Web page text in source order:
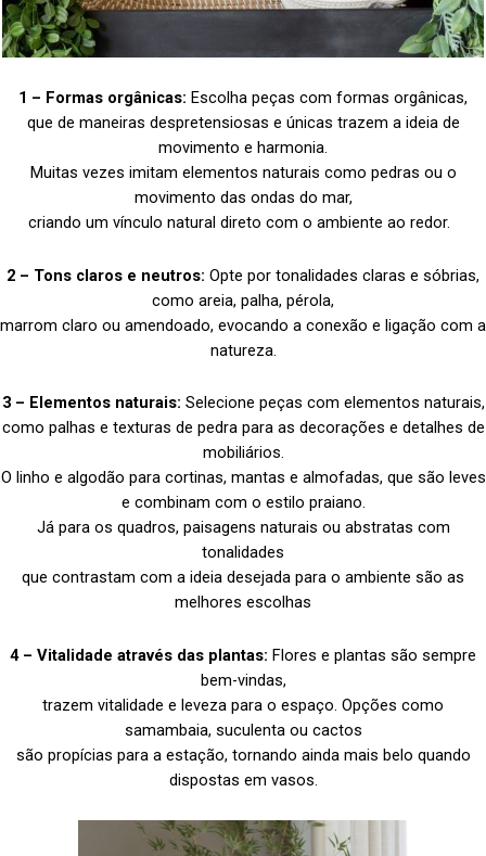
1 – Formas orgânicas: Escolha peças com formas orgânicas,
que de maneiras despretensiosas e únicas trazem a ideia de
movimento e harmonia.
Muitas vezes imitam elementos naturais como pedras ou o
movimento das ondas do mar,
criando um vínculo natural direto com o ambiente ao redor.
2 – Tons claros e neutros: Opte por tonalidades claras e sóbrias,
como areia, palha, pérola,
marrom claro ou amendoado, evocando a conexão e ligação com a
natureza.
3 – Elementos naturais: Selecione peças com elementos naturais,
como palhas e texturas de pedra para as decorações e detalhes de
mobiliários.
O linho e algodão para cortinas, mantas e almofadas, que são leves
e combinam com o estilo praiano.
Já para os quadros, paisagens naturais ou abstratas com
tonalidades
que contrastam com a ideia desejada para o ambiente são as
melhores escolhas
4 – Vitalidade através das plantas: Flores e plantas são sempre
bem-vindas,
trazem vitalidade e leveza para o espaço. Opções como
samambaia, suculenta ou cactos
são propícias para a estação, tornando ainda mais belo quando
dispostas em vasos.